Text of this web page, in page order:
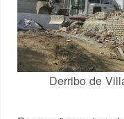
Derribo de